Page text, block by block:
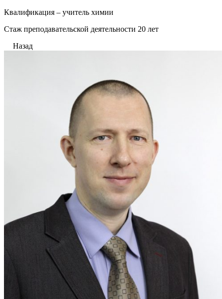
Квалификация – учитель химии
Стаж преподавательской деятельности 20 лет
Назад